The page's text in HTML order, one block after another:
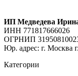
ИП Медведева
ИНН 771817666026
ОГРНИП
Юр. адрес: г. Москва
Категории